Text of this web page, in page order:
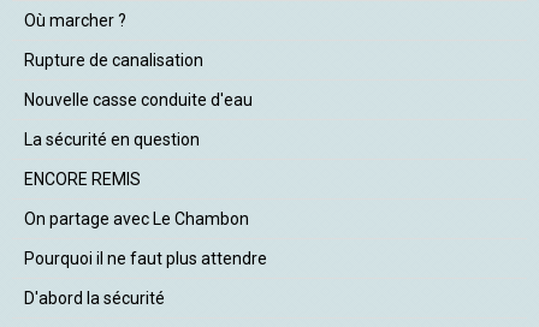
Où marcher ?
Rupture de canalisation
Nouvelle casse conduite d'eau
La sécurité en question
ENCORE REMIS
On partage avec Le Chambon
Pourquoi il ne faut plus attendre
D'abord la sécurité